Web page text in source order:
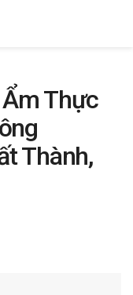
Thực
Thành,